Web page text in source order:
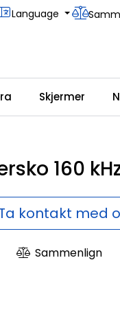
Language
Skjermer
160
kontakt med
Sammenlign